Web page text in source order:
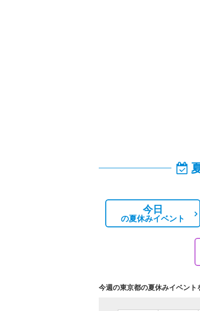
今日
の夏休みイベント
今週の東京都の夏休みイベント